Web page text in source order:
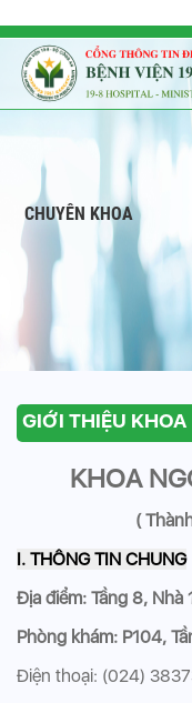
CHUYÊN KHOA
GIỚI THIỆU KHOA
KHOA
(
I. THÔNG TIN CHUNG
Địa điểm: Tầng 8,
Phòng khám: P104,
Điện thoại: (024)